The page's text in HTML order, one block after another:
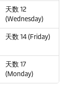
天数 12
(Wednesday)
天数 14 (Friday)
天数 17
(Monday)